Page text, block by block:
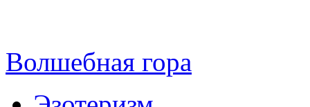
Волшебная гора